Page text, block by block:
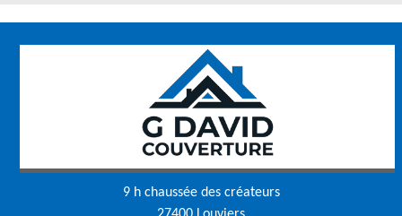
9 h chaussée des créateurs